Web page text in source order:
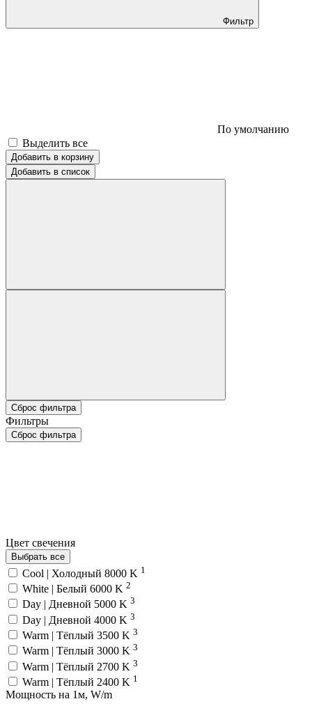
Фильтр
По умолчанию
Выделить все
Добавить в корзину
Добавить в список
Сброс фильтра
Фильтры
Сброс фильтра
Цвет свечения
Выбрать все
Cool | Холодный 8000 K 1
White | Белый 6000 K 2
Day | Дневной 5000 K 3
Day | Дневной 4000 K 3
Warm | Тёплый 3500 K 3
Warm | Тёплый 3000 K 3
Warm | Тёплый 2700 K 3
Warm | Тёплый 2400 K 1
Мощность на 1м, W/m